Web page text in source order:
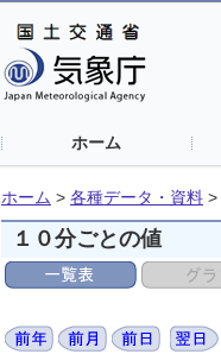
ホーム
ホーム > 各種データ・資料 >
１０分ごとの値